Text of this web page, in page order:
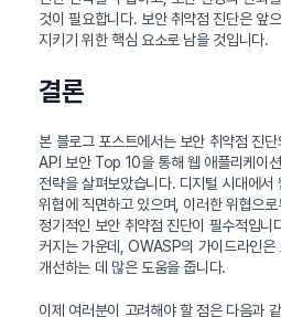
것이 필요합니다. 보안 취약점 진단은 앞
지키기 위한 핵심 요소로 남을 것입니다.
결론
본 블로그 포스트에서는 보안 취약점 진
API 보안 Top 10을 통해 웹 애플리케이
전략을 살펴보았습니다. 디지털 시대에서
위협에 직면하고 있으며, 이러한 위협으
정기적인 보안 취약점 진단이 필수적입니
커지는 가운데, OWASP의 가이드라인은
개선하는 데 많은 도움을 줍니다.
이제 여러분이 고려해야 할 점은 다음과